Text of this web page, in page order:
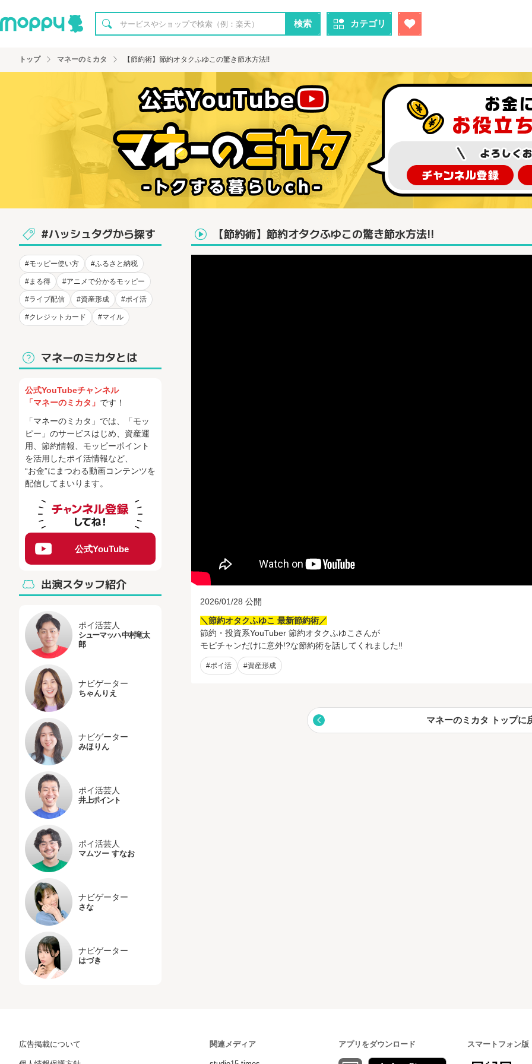
検索 カテゴリ
トップ マネーのミカタ 【節約術】節約オタクふゆこの驚き節水方法!!
【節約術】節約オタクふゆこの驚き節水方法!!
2026/01/28 公開
＼節約オタクふゆこ 最新節約術／
節約・投資系YouTuber 節約オタクふゆこさんが
モピチャンだけに意外!?な節約術を話してくれました‼︎
#ポイ活 #資産形成
マネーのミカタ トップに
#ハッシュタグから探す
#モッピー使い方 #ふるさと納税
#まる得 #アニメで分かるモッピー
#ライブ配信 #資産形成 #ポイ活
#クレジットカード #マイル
マネーのミカタとは
公式YouTubeチャンネル
「マネーのミカタ」 です！
「マネーのミカタ」では、「モッ
ピー」のサービスはじめ、資産運
用、節約情報、モッピーポイント
を活用したポイ活情報など、
“お金”にまつわる動画コンテンツを
配信してまいります。
公式YouTube
出演スタッフ紹介
ポイ活芸人
シューマッハ 中村竜太
郎
ナビゲーター
ちゃんりえ
ナビゲーター
みほりん
ポイ活芸人
井上ポイント
ポイ活芸人
マムツー すなお
ナビゲーター
さな
ナビゲーター
はづき
広告掲載について 関連メディア アプリをダウンロード スマートフォン版